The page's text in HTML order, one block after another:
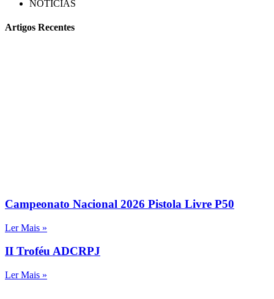
NOTÍCIAS
Artigos Recentes
Campeonato Nacional 2026 Pistola Livre P50
Ler Mais »
II Troféu ADCRPJ
Ler Mais »